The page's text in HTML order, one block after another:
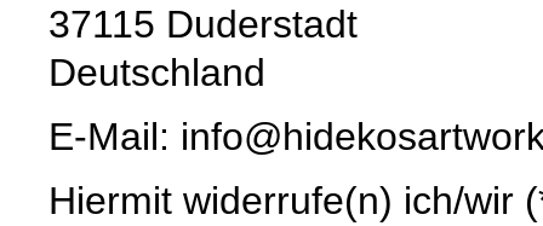
37115 Duderstadt
Deutschland
E-Mail:
Hiermit widerrufe(n) ich/wir